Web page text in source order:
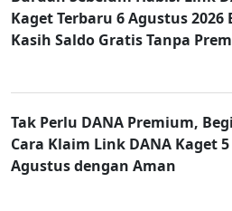
Kaget Terbaru 6 Agustus 2026
Kasih Saldo Gratis Tanpa
Tak Perlu DANA Premium,
Cara Klaim Link DANA Kaget 5
Agustus dengan Aman